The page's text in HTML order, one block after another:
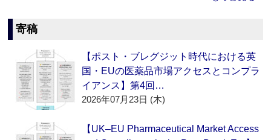
寄稿
【ポスト・ブレグジット時代における英
国・EUの医薬品市場アクセスとコンプラ
イアンス】第4回…
2026年07月23日 (木)
【UK–EU Pharmaceutical Market Access